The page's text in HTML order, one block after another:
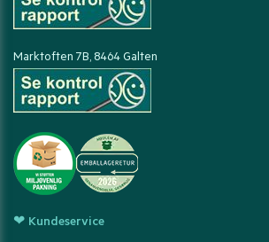
Marktoften 7B, 8464 Galten
❤ Kundeservice